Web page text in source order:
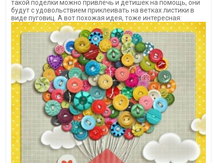
такой поделки можно привлечь и детишек на помощь, они
будут с удовольствием приклеивать на ветках листики в
виде пуговиц. А вот похожая идея, тоже интересная: